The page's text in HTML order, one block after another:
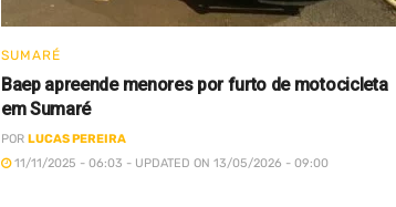
SUMARÉ
Baep apreende menores por furto de motocicleta
em Sumaré
POR LUCAS PEREIRA
11/11/2025 - 06:03 - UPDATED ON 13/05/2026 - 09:00